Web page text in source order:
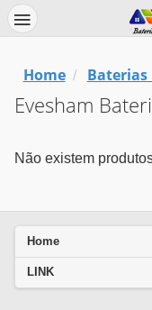
Home / Baterias
Evesham
Não existem
Home
LINK